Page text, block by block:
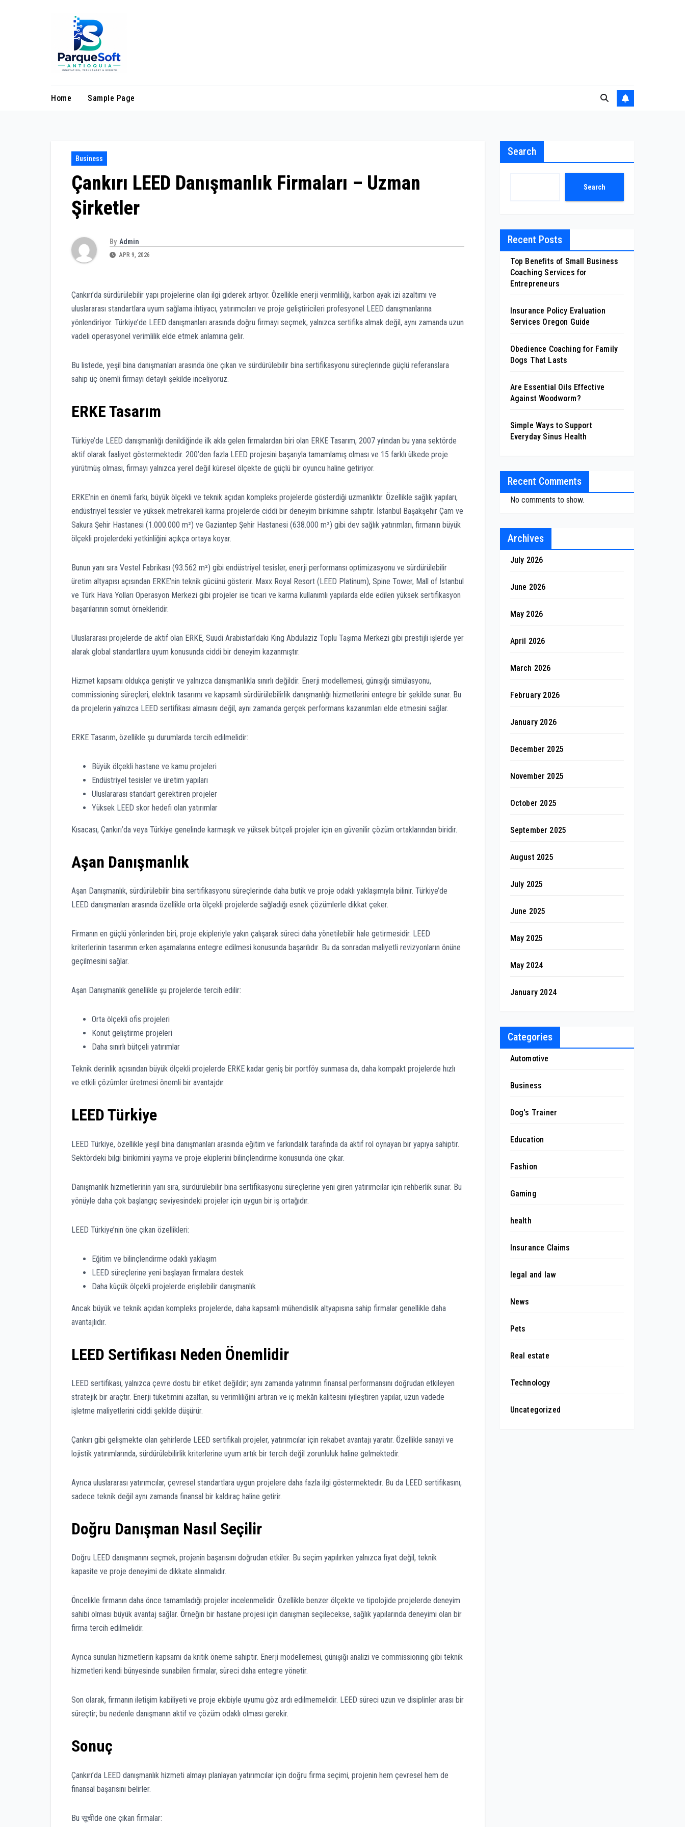
Home Sample Page
Business
Çankırı LEED Danışmanlık Firmaları – Uzman
Şirketler
By Admin
APR 9, 2026
Çankırı’da sürdürülebilir yapı projelerine olan ilgi giderek artıyor. Özellikle enerji verimliliği, karbon ayak izi azaltımı ve
uluslararası standartlara uyum sağlama ihtiyacı, yatırımcıları ve proje geliştiricileri profesyonel LEED danışmanlarına
yönlendiriyor. Türkiye’de LEED danışmanları arasında doğru firmayı seçmek, yalnızca sertifika almak değil, aynı zamanda uzun
vadeli operasyonel verimlilik elde etmek anlamına gelir.
Bu listede, yeşil bina danışmanları arasında öne çıkan ve sürdürülebilir bina sertifikasyonu süreçlerinde güçlü referanslara
sahip üç önemli firmayı detaylı şekilde inceliyoruz.
ERKE Tasarım
Türkiye’de LEED danışmanlığı denildiğinde ilk akla gelen firmalardan biri olan ERKE Tasarım, 2007 yılından bu yana sektörde
aktif olarak faaliyet göstermektedir. 200’den fazla LEED projesini başarıyla tamamlamış olması ve 15 farklı ülkede proje
yürütmüş olması, firmayı yalnızca yerel değil küresel ölçekte de güçlü bir oyuncu haline getiriyor.
ERKE’nin en önemli farkı, büyük ölçekli ve teknik açıdan kompleks projelerde gösterdiği uzmanlıktır. Özellikle sağlık yapıları,
endüstriyel tesisler ve yüksek metrekareli karma projelerde ciddi bir deneyim birikimine sahiptir. İstanbul Başakşehir Çam ve
Sakura Şehir Hastanesi (1.000.000 m²) ve Gaziantep Şehir Hastanesi (638.000 m²) gibi dev sağlık yatırımları, firmanın büyük
ölçekli projelerdeki yetkinliğini açıkça ortaya koyar.
Bunun yanı sıra Vestel Fabrikası (93.562 m²) gibi endüstriyel tesisler, enerji performansı optimizasyonu ve sürdürülebilir
üretim altyapısı açısından ERKE’nin teknik gücünü gösterir. Maxx Royal Resort (LEED Platinum), Spine Tower, Mall of Istanbul
ve Türk Hava Yolları Operasyon Merkezi gibi projeler ise ticari ve karma kullanımlı yapılarda elde edilen yüksek sertifikasyon
başarılarının somut örnekleridir.
Uluslararası projelerde de aktif olan ERKE, Suudi Arabistan’daki King Abdulaziz Toplu Taşıma Merkezi gibi prestijli işlerde yer
alarak global standartlara uyum konusunda ciddi bir deneyim kazanmıştır.
Hizmet kapsamı oldukça geniştir ve yalnızca danışmanlıkla sınırlı değildir. Enerji modellemesi, günışığı simülasyonu,
commissioning süreçleri, elektrik tasarımı ve kapsamlı sürdürülebilirlik danışmanlığı hizmetlerini entegre bir şekilde sunar. Bu
da projelerin yalnızca LEED sertifikası almasını değil, aynı zamanda gerçek performans kazanımları elde etmesini sağlar.
ERKE Tasarım, özellikle şu durumlarda tercih edilmelidir:
Büyük ölçekli hastane ve kamu projeleri
Endüstriyel tesisler ve üretim yapıları
Uluslararası standart gerektiren projeler
Yüksek LEED skor hedefi olan yatırımlar
Kısacası, Çankırı’da veya Türkiye genelinde karmaşık ve yüksek bütçeli projeler için en güvenilir çözüm ortaklarından biridir.
Aşan Danışmanlık
Aşan Danışmanlık, sürdürülebilir bina sertifikasyonu süreçlerinde daha butik ve proje odaklı yaklaşımıyla bilinir. Türkiye’de
LEED danışmanları arasında özellikle orta ölçekli projelerde sağladığı esnek çözümlerle dikkat çeker.
Firmanın en güçlü yönlerinden biri, proje ekipleriyle yakın çalışarak süreci daha yönetilebilir hale getirmesidir. LEED
kriterlerinin tasarımın erken aşamalarına entegre edilmesi konusunda başarılıdır. Bu da sonradan maliyetli revizyonların önüne
geçilmesini sağlar.
Aşan Danışmanlık genellikle şu projelerde tercih edilir:
Orta ölçekli ofis projeleri
Konut geliştirme projeleri
Daha sınırlı bütçeli yatırımlar
Teknik derinlik açısından büyük ölçekli projelerde ERKE kadar geniş bir portföy sunmasa da, daha kompakt projelerde hızlı
ve etkili çözümler üretmesi önemli bir avantajdır.
LEED Türkiye
LEED Türkiye, özellikle yeşil bina danışmanları arasında eğitim ve farkındalık tarafında da aktif rol oynayan bir yapıya sahiptir.
Sektördeki bilgi birikimini yayma ve proje ekiplerini bilinçlendirme konusunda öne çıkar.
Danışmanlık hizmetlerinin yanı sıra, sürdürülebilir bina sertifikasyonu süreçlerine yeni giren yatırımcılar için rehberlik sunar. Bu
yönüyle daha çok başlangıç seviyesindeki projeler için uygun bir iş ortağıdır.
LEED Türkiye’nin öne çıkan özellikleri:
Eğitim ve bilinçlendirme odaklı yaklaşım
LEED süreçlerine yeni başlayan firmalara destek
Daha küçük ölçekli projelerde erişilebilir danışmanlık
Ancak büyük ve teknik açıdan kompleks projelerde, daha kapsamlı mühendislik altyapısına sahip firmalar genellikle daha
avantajlıdır.
LEED Sertifikası Neden Önemlidir
LEED sertifikası, yalnızca çevre dostu bir etiket değildir; aynı zamanda yatırımın finansal performansını doğrudan etkileyen
stratejik bir araçtır. Enerji tüketimini azaltan, su verimliliğini artıran ve iç mekân kalitesini iyileştiren yapılar, uzun vadede
işletme maliyetlerini ciddi şekilde düşürür.
Çankırı gibi gelişmekte olan şehirlerde LEED sertifikalı projeler, yatırımcılar için rekabet avantajı yaratır. Özellikle sanayi ve
lojistik yatırımlarında, sürdürülebilirlik kriterlerine uyum artık bir tercih değil zorunluluk haline gelmektedir.
Ayrıca uluslararası yatırımcılar, çevresel standartlara uygun projelere daha fazla ilgi göstermektedir. Bu da LEED sertifikasını,
sadece teknik değil aynı zamanda finansal bir kaldıraç haline getirir.
Doğru Danışman Nasıl Seçilir
Doğru LEED danışmanını seçmek, projenin başarısını doğrudan etkiler. Bu seçim yapılırken yalnızca fiyat değil, teknik
kapasite ve proje deneyimi de dikkate alınmalıdır.
Öncelikle firmanın daha önce tamamladığı projeler incelenmelidir. Özellikle benzer ölçekte ve tipolojide projelerde deneyim
sahibi olması büyük avantaj sağlar. Örneğin bir hastane projesi için danışman seçilecekse, sağlık yapılarında deneyimi olan bir
firma tercih edilmelidir.
Ayrıca sunulan hizmetlerin kapsamı da kritik öneme sahiptir. Enerji modellemesi, günışığı analizi ve commissioning gibi teknik
hizmetleri kendi bünyesinde sunabilen firmalar, süreci daha entegre yönetir.
Son olarak, firmanın iletişim kabiliyeti ve proje ekibiyle uyumu göz ardı edilmemelidir. LEED süreci uzun ve disiplinler arası bir
süreçtir; bu nedenle danışmanın aktif ve çözüm odaklı olması gerekir.
Sonuç
Çankırı’da LEED danışmanlık hizmeti almayı planlayan yatırımcılar için doğru firma seçimi, projenin hem çevresel hem de
finansal başarısını belirler.
Bu सूचीde öne çıkan firmalar:
Search
Search
Recent Posts
Top Benefits of Small Business
Coaching Services for
Entrepreneurs
Insurance Policy Evaluation
Services Oregon Guide
Obedience Coaching for Family
Dogs That Lasts
Are Essential Oils Effective
Against Woodworm?
Simple Ways to Support
Everyday Sinus Health
Recent Comments
No comments to show.
Archives
July 2026
June 2026
May 2026
April 2026
March 2026
February 2026
January 2026
December 2025
November 2025
October 2025
September 2025
August 2025
July 2025
June 2025
May 2025
May 2024
January 2024
Categories
Automotive
Business
Dog's Trainer
Education
Fashion
Gaming
health
Insurance Claims
legal and law
News
Pets
Real estate
Technology
Uncategorized